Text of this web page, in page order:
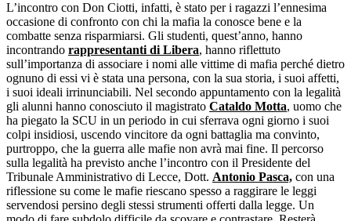
L’incontro con Don Ciotti, infatti, è stato per i ragazzi l’ennesima
occasione di confronto con chi la mafia la conosce bene e la
combatte senza risparmiarsi. Gli studenti, quest’anno, hanno
incontrando rappresentanti di Libera, hanno riflettuto
sull’importanza di associare i nomi alle vittime di mafia perché dietro
ognuno di essi vi è stata una persona, con la sua storia, i suoi affetti,
i suoi ideali irrinunciabili. Nel secondo appuntamento con la legalità
gli alunni hanno conosciuto il magistrato Cataldo Motta, uomo che
ha piegato la SCU in un periodo in cui sferrava ogni giorno i suoi
colpi insidiosi, uscendo vincitore da ogni battaglia ma convinto,
purtroppo, che la guerra alle mafie non avrà mai fine. Il percorso
sulla legalità ha previsto anche l’incontro con il Presidente del
Tribunale Amministrativo di Lecce, Dott. Antonio Pasca, con una
riflessione su come le mafie riescano spesso a raggirare le leggi
servendosi persino degli stessi strumenti offerti dalla legge. Un